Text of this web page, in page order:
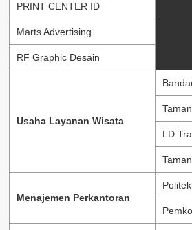
PRINT CENTER ID
Marts Advertising
RF Graphic Desain
Usaha Layanan Wisata
LD
Menajemen Perkantoran